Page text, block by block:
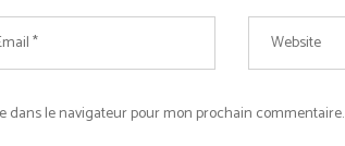
dans le navigateur pour mon prochain commentaire.